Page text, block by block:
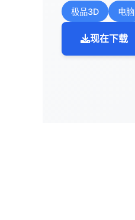
极品3D 电脑
现在下载